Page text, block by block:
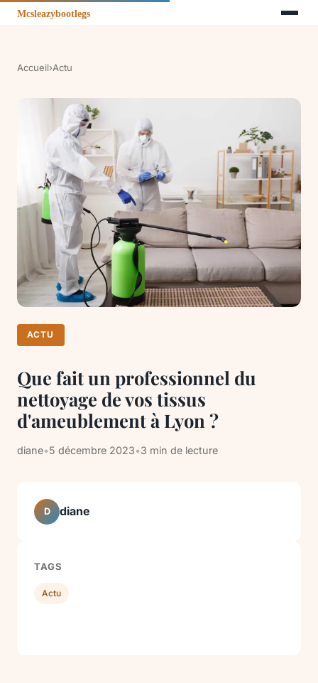
Accueil›Actu
ACTU
Que fait un professionnel du
nettoyage de vos tissus
d'ameublement à Lyon ?
diane•5 décembre 2023•3 min de lecture
D diane
TAGS
Actu